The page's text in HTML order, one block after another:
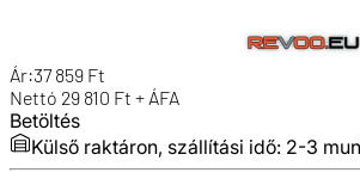
Ár:37 859 Ft
Nettó 29 810 Ft + ÁFA
Betöltés
Külső raktáron, szállítási idő: 2-3